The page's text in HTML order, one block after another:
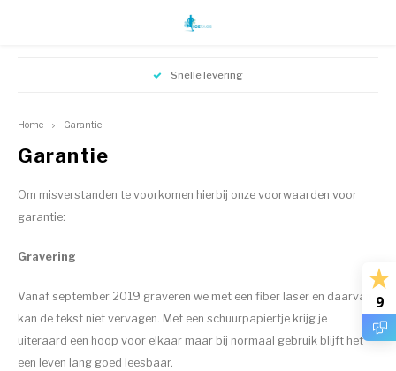
Hoofdmenu / medische sieraden
Medische sieraden volwassenen
Medische armbanden kind
Hoofdmenu / sos sieraden
SOS sieraden volwassenen
SOS armbanden kinderen
Hoofdmenu / instructies armband
Nederlands
English
Hoofdmenu / instructies armband
EUR
GBP
USD
Home Garantie
Garantie
Om misverstanden te voorkomen hierbij onze voorwaarden voor
garantie:
Gravering
Vanaf september 2019 graveren we met een fiber laser en daarvan
kan de tekst niet vervagen. Met een schuurpapiertje krijg je
uiteraard een hoop voor elkaar maar bij normaal gebruik blijft het
een leven lang goed leesbaar.
9